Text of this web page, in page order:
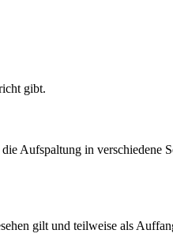
gibt.
Aufspaltung in verschiedene
gilt und teilweise als